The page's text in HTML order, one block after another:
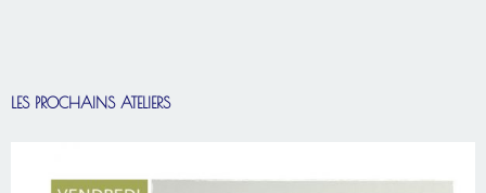
LES PROCHAINS ATELIERS